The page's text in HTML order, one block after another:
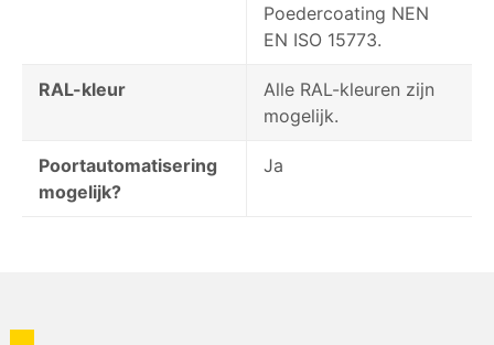
Poedercoating NEN
EN ISO 15773.
RAL-kleur
Alle RAL-kleuren zijn
mogelijk.
Poortautomatisering
mogelijk?
Ja